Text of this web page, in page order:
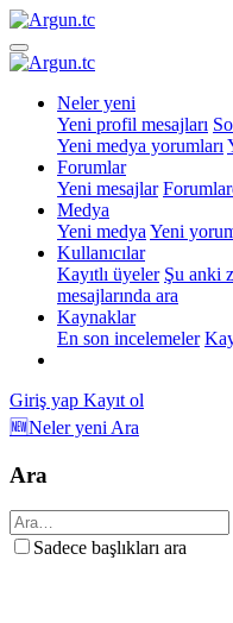
Neler yeni
Yeni profil mesajları
Yeni medya yorumları
Forumlar
Yeni mesajlar
Medya
Yeni medya Yeni
Kullanıcılar
Kayıtlı üyeler Şu anki
mesajlarında ara
Kaynaklar
En son incelemeler
Giriş yap Kayıt ol
🆕Neler yeni Ara
Ara
Sadece başlıkları ara